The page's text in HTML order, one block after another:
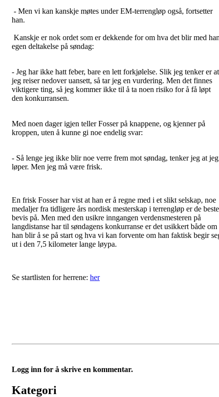
- Men vi kan kanskje møtes under EM-terrengløp også, fortsetter
han.
Kanskje er nok ordet som er dekkende for om hva det blir med
egen deltakelse på søndag:
- Jeg har ikke hatt feber, bare en lett forkjølelse. Slik jeg tenker er at
jeg reiser nedover uansett, så tar jeg en vurdering. Men det finnes
viktigere ting, så jeg kommer ikke til å ta noen risiko for å få løpt
den konkurransen.
Med noen dager igjen teller Fosser på knappene, og kjenner på
kroppen, uten å kunne gi noe endelig svar:
- Så lenge jeg ikke blir noe verre frem mot søndag, tenker jeg at jeg
løper. Men jeg må være frisk.
En frisk Fosser har vist at han er å regne med i et slikt selskap, noe
medaljer fra tidligere års nordisk mesterskap i terrengløp er de beste
bevis på. Men med den usikre inngangen verdensmesteren på
langdistanse har til søndagens konkurranse er det usikkert både om
han blir å se på start og hva vi kan forvente om han faktisk begir
ut i den 7,5 kilometer lange løypa.
Se startlisten for herrene: her
Logg inn for å skrive en kommentar.
Kategori